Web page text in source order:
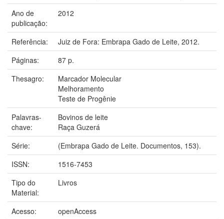
Ano de
publicação:
2012
Referência:
Juiz de Fora: Embrapa Gado de Leite, 2012.
Páginas:
87 p.
Thesagro:
Marcador Molecular
Melhoramento
Teste de Progênie
Palavras-
chave:
Bovinos de leite
Raça Guzerá
Série:
(Embrapa Gado de Leite. Documentos, 153).
ISSN:
1516-7453
Tipo do
Material:
Livros
Acesso:
openAccess